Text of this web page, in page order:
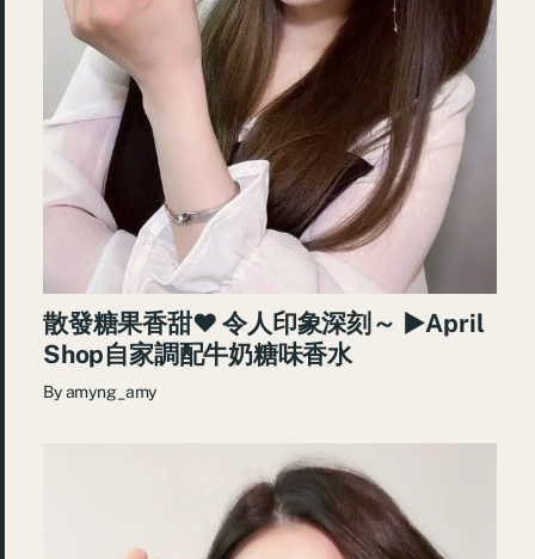
散發糖果香甜♥ 令人印象深刻～ ►April
Shop自家調配牛奶糖味香水
Byamyng_amy